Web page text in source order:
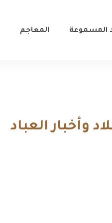
المسموعة المعاجم
وأخبار العباد